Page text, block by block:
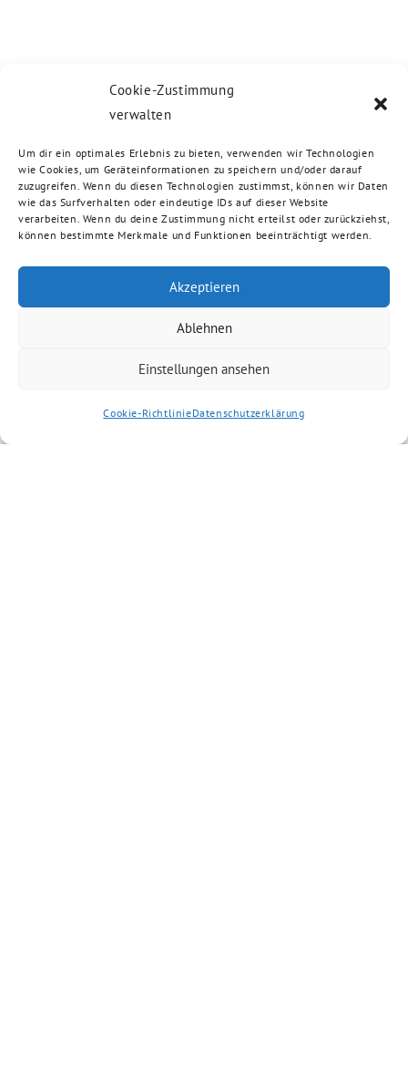
Cookie-Zustimmung
verwalten
Um dir ein optimales Erlebnis zu bieten, verwenden wir Technologien
wie Cookies, um Geräteinformationen zu speichern und/oder darauf
zuzugreifen. Wenn du diesen Technologien zustimmst, können wir Daten
wie das Surfverhalten oder eindeutige IDs auf dieser Website
verarbeiten. Wenn du deine Zustimmung nicht erteilst oder zurückziehst,
können bestimmte Merkmale und Funktionen beeinträchtigt werden.
Akzeptieren
Ablehnen
Einstellungen ansehen
Cookie-RichtlinieDatenschutzerklärung